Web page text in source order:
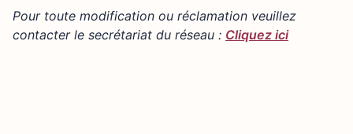
−
Pour toute modification ou réclamation veuillez
contacter le secrétariat du réseau : Cliquez ici